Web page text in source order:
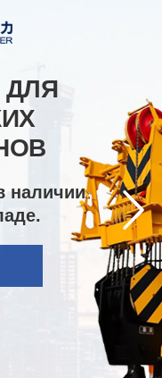
ДЛЯ
наличии